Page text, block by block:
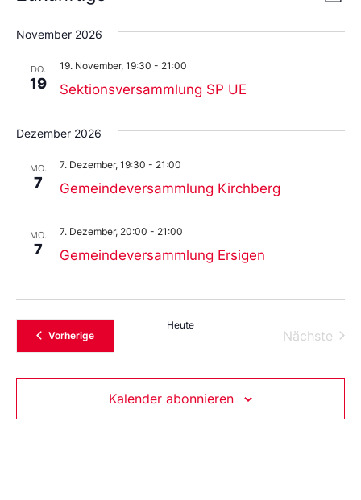
Sie
das
aus.
November 2026
DO.
19 Sektionsversammlung SP UE
19. November, 19:30 - 21:00
Dezember 2026
MO.
7 Gemeindeversammlung Kirchberg
7. Dezember, 19:30 - 21:00
MO.
7 Gemeindeversammlung Ersigen
7. Dezember, 20:00 - 21:00
VorherigeVeranstaltungen
Heute
Nächste
Kalender abonnieren